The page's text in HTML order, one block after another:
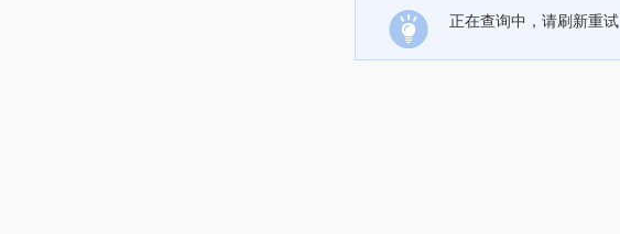
正在查询中，请刷新重试